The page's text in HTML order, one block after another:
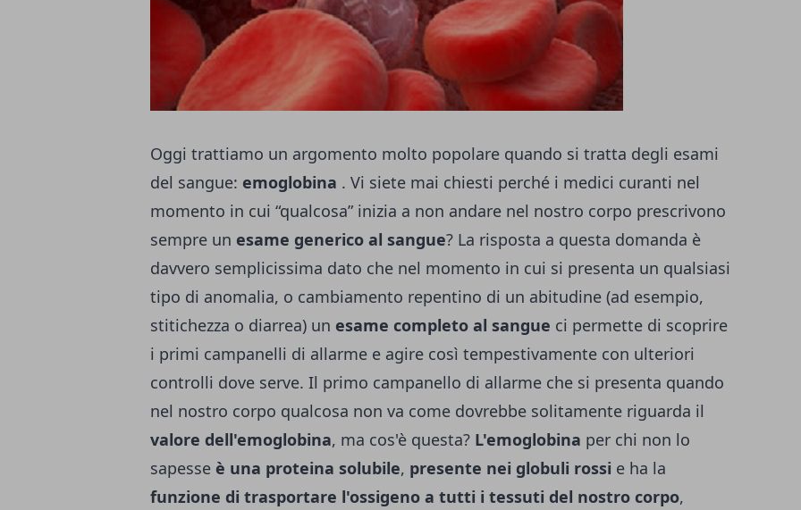
Oggi trattiamo un argomento molto popolare quando si tratta degli esami
del sangue: emoglobina . Vi siete mai chiesti perché i medici curanti nel
momento in cui “qualcosa” inizia a non andare nel nostro corpo prescrivono
sempre un esame generico al sangue? La risposta a questa domanda è
davvero semplicissima dato che nel momento in cui si presenta un qualsiasi
tipo di anomalia, o cambiamento repentino di un abitudine (ad esempio,
stitichezza o diarrea) un esame completo al sangue ci permette di scoprire
i primi campanelli di allarme e agire così tempestivamente con ulteriori
controlli dove serve. Il primo campanello di allarme che si presenta quando
nel nostro corpo qualcosa non va come dovrebbe solitamente riguarda il
valore dell'emoglobina, ma cos'è questa? L'emoglobina per chi non lo
sapesse è una proteina solubile, presente nei globuli rossi e ha la
funzione di trasportare l'ossigeno a tutti i tessuti del nostro corpo,